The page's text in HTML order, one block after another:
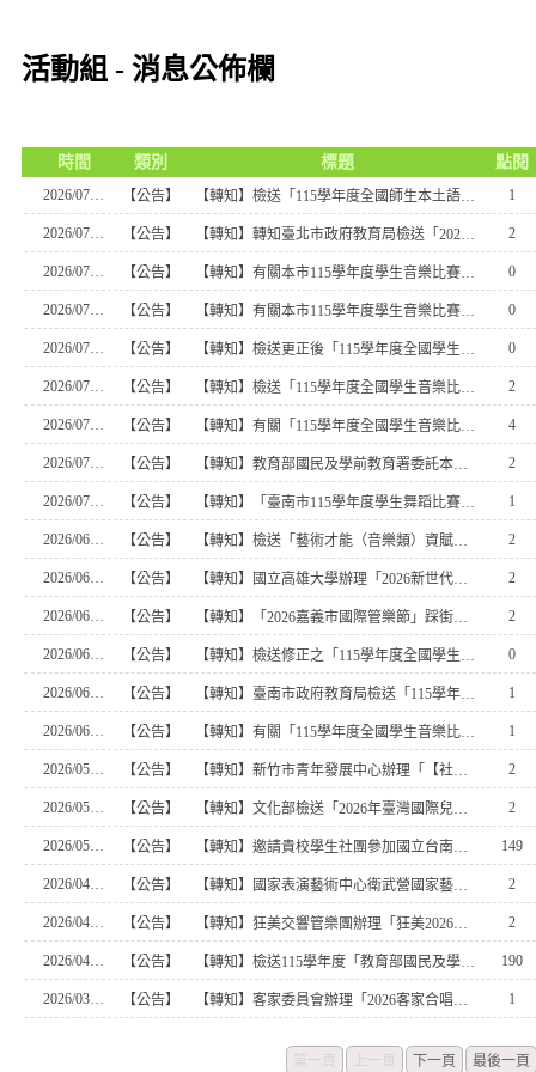
活動組 - 消息公佈欄
時間 類別 標題 點閱
2026/07/28 【公告】 【轉知】檢送「115學年度全國師生本土語及新住民語歌謠比賽實施要點」1份 1
2026/07/22 【公告】 【轉知】轉知臺北市政府教育局檢送「2026 we are SNEAKER AGES Taiwan高校校際盃樂團大賽」比賽簡章1份，鼓勵學生參與 2
2026/07/21 【公告】 【轉知】有關本市115學年度學生音樂比賽「個人項目各類組指定 曲公開抽選」案及「115學年度學生音樂比賽暨師生本土 語及新住民語歌謠比賽修正賽程預定表」，詳如說明 0
2026/07/21 【公告】 【轉知】有關本市115學年度學生音樂比賽「個人項目各類組指定 曲公開抽選」案及「115學年度學生音樂比賽暨師生本土 語及新住民語歌謠比賽修正賽程預定表」，詳如說明 0
2026/07/20 【公告】 【轉知】檢送更正後「115學年度全國學生舞蹈比賽實施要點」1 份 0
2026/07/16 【公告】 【轉知】檢送「115學年度全國學生音樂比賽實施要點」1份，詳如說明 2
2026/07/16 【公告】 【轉知】有關「115學年度全國學生音樂比賽」新增上低音號指定 曲【草案】預告，請惠予轉知所屬並於115年8月17日前提 供修正意見，詳如說明 4
2026/07/16 【公告】 【轉知】教育部國民及學前教育署委託本校辦理115年度全國高級 中等學校「學生校園刊物競賽」頒獎典禮暨觀摩會，敬邀 貴校師生踴躍參加 2
2026/07/14 【公告】 【轉知】「臺南市115學年度學生舞蹈比賽實施計畫」1份，請踴躍參加 1
2026/06/24 【公告】 【轉知】檢送「藝術才能（音樂類）資賦優異且接受特殊教育方案 之學生於全國學生音樂比賽團體項目B組參賽資格（草 案）意見調查表」暨專案申請表（草案）各1份 2
2026/06/23 【公告】 【轉知】國立高雄大學辦理「2026新世代領袖培訓營」活動簡章， 敬邀貴校社團幹部參與 2
2026/06/16 【公告】 【轉知】「2026嘉義市國際管樂節」踩街及戶外音樂會報名簡 章及報名表乙份，敬邀貴校踴躍報名參與 2
2026/06/16 【公告】 【轉知】檢送修正之「115學年度全國學生舞蹈比賽實施要點」 0
2026/06/09 【公告】 【轉知】臺南市政府教育局檢送「115學年度全國學生舞蹈比賽實施要點」1份 1
2026/06/02 【公告】 【轉知】有關「115學年度全國學生音樂比賽」決賽指定曲草案預告，請惠予轉知所屬參賽隊伍（者）於115年6月30日前提 供修正意見，請查照。 1
2026/05/28 【公告】 【轉知】新竹市青年發展中心辦理「【社幹培力-New Page】 2026新竹市高中職大專校院社團幹部訓練活動」 2
2026/05/28 【公告】 【轉知】文化部檢送「2026年臺灣國際兒童及青少年嘉年華學 校及團體參訪暨偏鄉學生參觀書展補助計畫」 2
2026/05/05 【公告】 【轉知】邀請貴校學生社團參加國立台南大學「2026年阿勃勒節高中熱舞賽」 149
2026/04/07 【公告】 【轉知】國家表演藝術中心衛武營國家藝術文化中心2026年主辦教育推廣節目「《自由狂想》 鹿特丹愛樂銅管樂團團音樂會」報名事宜，請踴躍報名參加 2
2026/04/07 【公告】 【轉知】狂美交響管樂團辦理「狂美2026《臺灣新聲》管樂作 曲大賽」 2
2026/04/01 【公告】 【轉知】檢送115學年度「教育部國民及學前教育署補助高級中等 以下學校成立本土文化社團實施計畫」1份，請依作業期程踴躍提出申請 190
2026/03/30 【公告】 【轉知】客家委員會辦理「2026客家合唱比 賽」及「現代阿卡貝拉表演賽」，請踴躍報名參加 1
最後一頁
下一頁
上一頁
第一頁